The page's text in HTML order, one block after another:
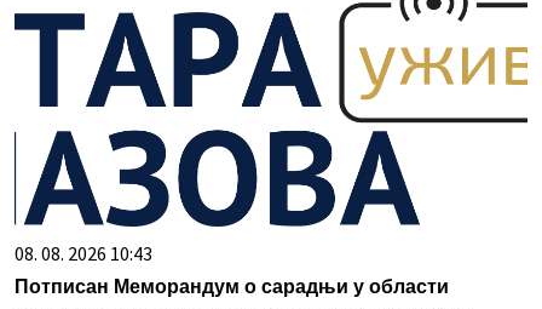
08. 08. 2026 10:43
Потписан Меморандум о сарадњи у области